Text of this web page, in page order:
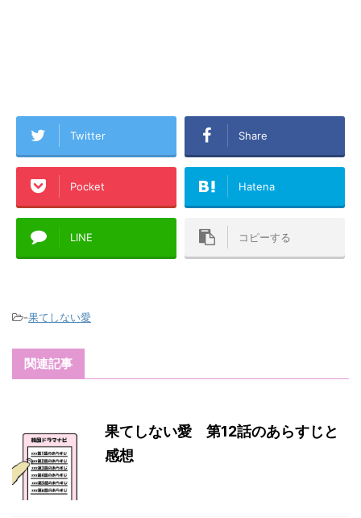
Twitter Share
Pocket Hatena
LINE コピーする
-果てしない愛
関連記事
果てしない愛 第12話のあらすじと
感想